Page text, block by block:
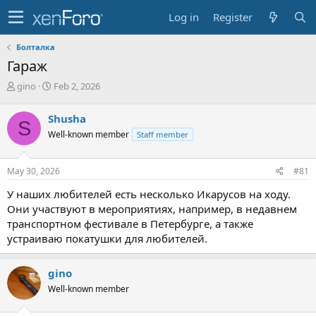
Log in Register
Болталка
Гараж
T
r
e
a
d
s
t
r
t
e
r
gino
S
r
t
a
t
Feb 2, 2026
S Shusha
Well-known member Staff member
May 30, 2026 #81
У наших любителей есть несколько Икарусов на ходу.
Они участвуют в мероприятиях, например, в недавнем
транспортном фестивале в Петербурге, а также
устраиваю покатушки для любителей.
gino
Well-known member